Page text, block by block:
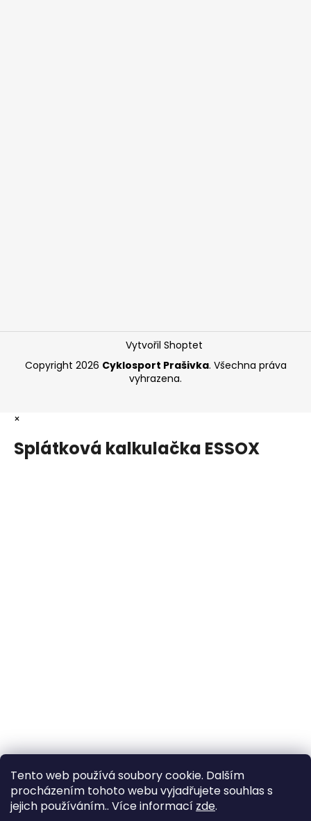
Tento web používá soubory cookie. Dalším
procházením tohoto webu vyjadřujete souhlas s
jejich používáním.. Více informací zde.
Vytvořil Shoptet
Copyright 2026 Cyklosport Prašivka. Všechna práva
vyhrazena.
×
Splátková kalkulačka ESSOX